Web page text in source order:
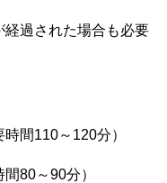
過された場合も必要
間110～120分）
80～90分）